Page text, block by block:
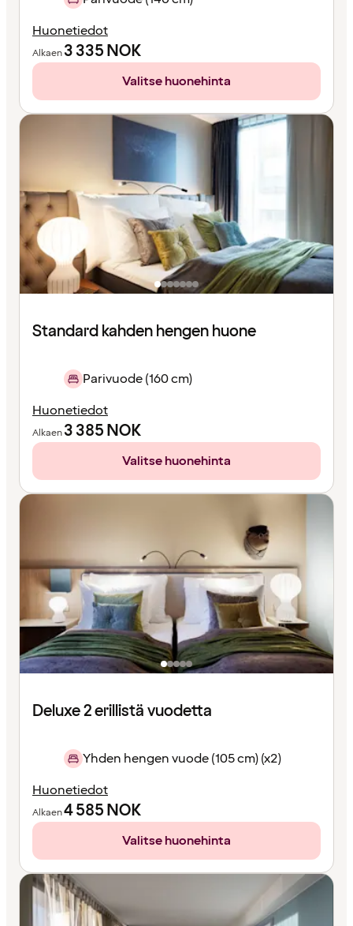
Huonetiedot
Alkaen3 335NOK
Valitse huonehinta
Standard kahden hengen huone
Parivuode (160 cm)
Huonetiedot
Alkaen3 385NOK
Valitse huonehinta
Deluxe 2 erillistä vuodetta
Yhden hengen vuode (105 cm) (x2)
Huonetiedot
Alkaen4 585NOK
Valitse huonehinta